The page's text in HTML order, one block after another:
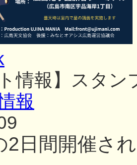
情報】スタ
報
2日間開催さ